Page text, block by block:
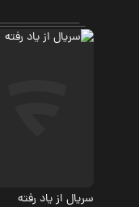
سریال از یاد رفته